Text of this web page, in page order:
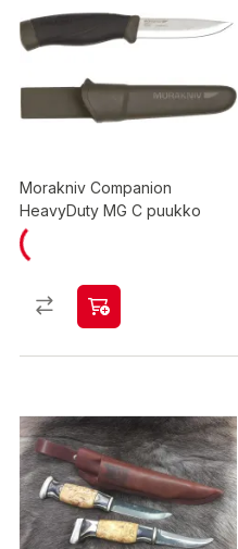
Morakniv Companion
HeavyDuty MG C puukko